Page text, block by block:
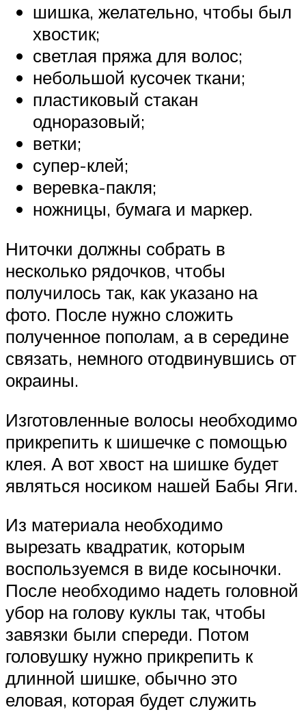
шишка, желательно, чтобы был
хвостик;
светлая пряжа для волос;
небольшой кусочек ткани;
пластиковый стакан
одноразовый;
ветки;
супер-клей;
веревка-пакля;
ножницы, бумага и маркер.
Ниточки должны собрать в
несколько рядочков, чтобы
получилось так, как указано на
фото. После нужно сложить
полученное пополам, а в середине
связать, немного отодвинувшись от
окраины.
Изготовленные волосы необходимо
прикрепить к шишечке с помощью
клея. А вот хвост на шишке будет
являться носиком нашей Бабы Яги.
Из материала необходимо
вырезать квадратик, которым
воспользуемся в виде косыночки.
После необходимо надеть головной
убор на голову куклы так, чтобы
завязки были спереди. Потом
головушку нужно прикрепить к
длинной шишке, обычно это
еловая, которая будет служить